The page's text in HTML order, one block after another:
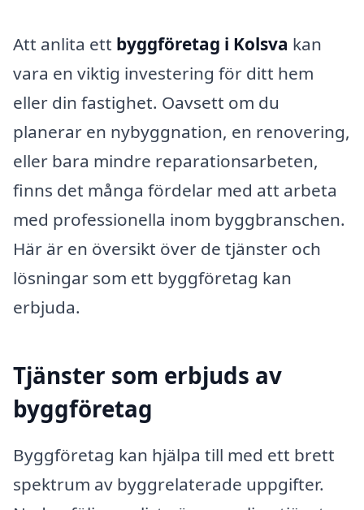
Att anlita ett byggföretag i Kolsva kan
vara en viktig investering för ditt hem
eller din fastighet. Oavsett om du
planerar en nybyggnation, en renovering,
eller bara mindre reparationsarbeten,
finns det många fördelar med att arbeta
med professionella inom byggbranschen.
Här är en översikt över de tjänster och
lösningar som ett byggföretag kan
erbjuda.
Tjänster som erbjuds av
byggföretag
Byggföretag kan hjälpa till med ett brett
spektrum av byggrelaterade uppgifter.